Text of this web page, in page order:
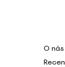
O nás